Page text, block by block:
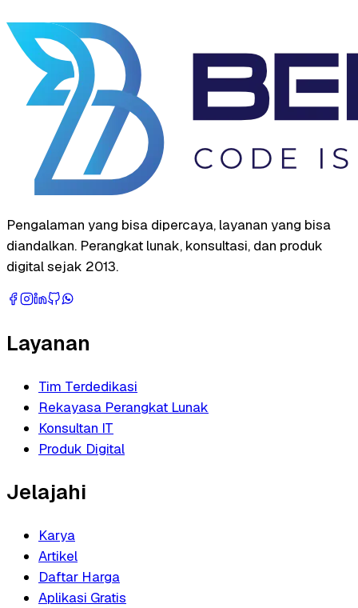
Pengalaman yang bisa dipercaya, layanan yang bisa
diandalkan. Perangkat lunak, konsultasi, dan produk
digital sejak 2013.
Layanan
Tim Terdedikasi
Rekayasa Perangkat Lunak
Konsultan IT
Produk Digital
Jelajahi
Karya
Artikel
Daftar Harga
Aplikasi Gratis